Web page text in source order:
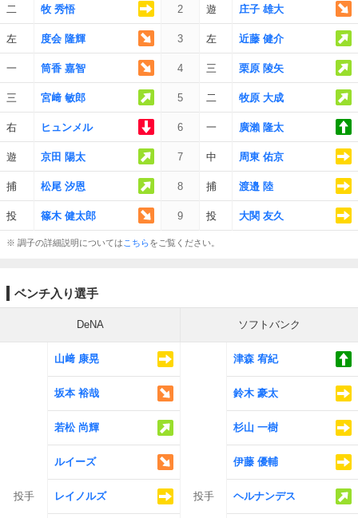
二 牧 秀悟 2 遊 庄子 雄大
左 度会 隆輝 3 左 近藤 健介
一 筒香 嘉智 4 三 栗原 陵矢
三 宮﨑 敏郎 5 二 牧原 大成
右 ヒュンメル 6 一 廣瀨 隆太
遊 京田 陽太 7 中 周東 佑京
捕 松尾 汐恩 8 捕 渡邉 陸
投 篠木 健太郎 9 投 大関 友久
※ 調子の詳細説明については こちらをご覧ください。
ベンチ入り選手
DeNA ソフトバンク
投手
山﨑 康晃
投手
津森 宥紀
坂本 裕哉 鈴木 豪太
若松 尚輝 杉山 一樹
ルイーズ 伊藤 優輔
レイノルズ ヘルナンデス